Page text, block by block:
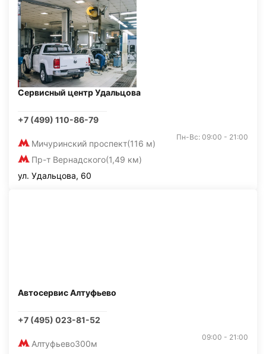
Сервисный центр Удальцова
+7 (499) 110-86-79
Мичуринский проспект(116 м)
Пр-т Вернадского(1,49 км)
Пн-Вс: 09:00 - 21:00
ул. Удальцова, 60
Автосервис Алтуфьево
+7 (495) 023-81-52
Алтуфьево300м
09:00 - 21:00